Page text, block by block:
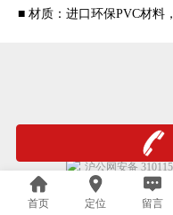
■ 材质：进口环保PVC材料
首页 定位 留言
沪公网安备